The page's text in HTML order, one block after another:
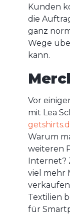
Kunden
die
ganz
Wege
kann.
Vor
mit Lea
Warum
weiteren
Internet?
viel mehr
Textilien
für